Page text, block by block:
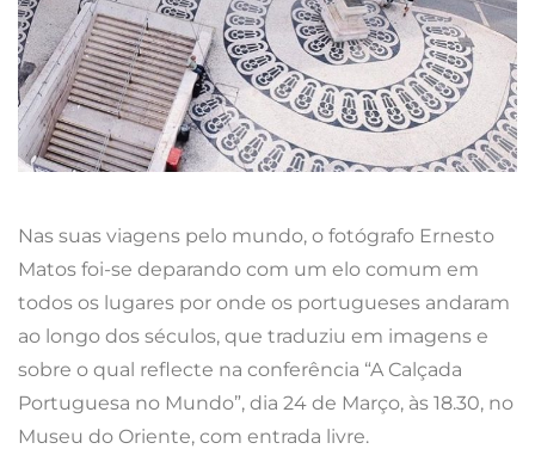
Nas suas viagens pelo mundo, o fotógrafo Ernesto
Matos foi-se deparando com um elo comum em
todos os lugares por onde os portugueses andaram
ao longo dos séculos, que traduziu em imagens e
sobre o qual reflecte na conferência “A Calçada
Portuguesa no Mundo”, dia 24 de Março, às 18.30, no
Museu do Oriente, com entrada livre.